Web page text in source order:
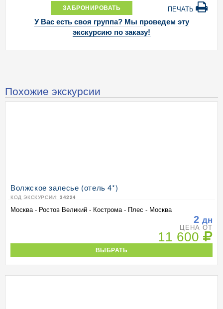
ЗАБРОНИРОВАТЬ ПЕЧАТЬ
У Вас есть своя группа? Мы проведем эту
экскурсию по заказу!
Похожие экскурсии
Волжское залесье (отель 4*)
КОД ЭКСКУРСИИ: 34224
Москва - Ростов Великий - Кострома - Плес - Москва
2 дн
ЦЕНА ОТ
11 600
ВЫБРАТЬ